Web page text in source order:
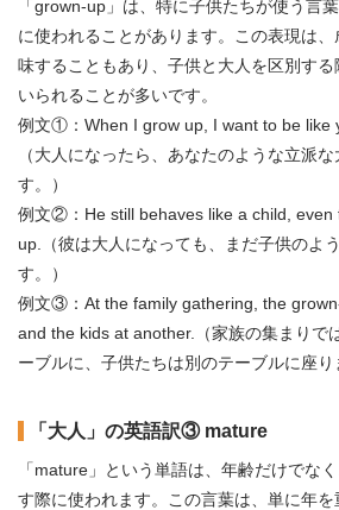
「grown-up」は、特に子供たちが使う言
に使われることがあります。この表現は
味することもあり、子供と大人を区別す
いられることが多いです。
例文①：When I grow up, I want to be like
（大人になったら、あなたのような立派
す。）
例文②：He still behaves like a child, even
up.（彼は大人になっても、まだ子供のよ
す。）
例文③：At the family gathering, the
and the kids at another.（家族の集まりで
ーブルに、子供たちは別のテーブルに座り
「大人」の英語訳③ mature
「mature」という単語は、年齢だけでな
す際に使われます。この言葉は、単に年を